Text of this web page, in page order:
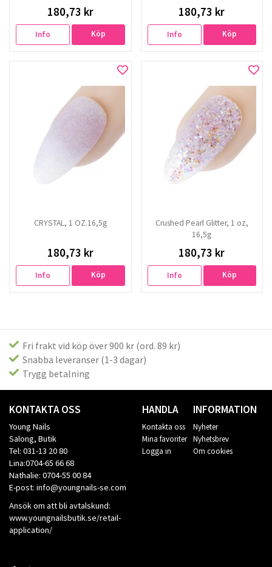
180,73 kr
Info Köp
180,73 kr
Info Köp
CRYSTAL, 1 OZ.16,5g
180,73 kr
Info Köp
Crushed Pearl Glitter, 1 oz,
16,5g
180,73 kr
Info Köp
Fri frakt vid köp över 900 kr (ord. 89 kr)
Snabba leveranser (1-3 dagar)
Trygg betalning
KONTAKTA OSS
Young Nails
Salong, Butik
Tel: 031-13 20 80
Lina:0704-65 66 68
Nathalie: 0704-55 00 84
E-post: info@youngnails-se.com
Ansök om att bli avtalskund:
www.youngnailsbutik.se/retail-
application/
HANDLA
Kontakta oss
Mina favoriter
Logga in
INFORMATION
Nyheter
Nyhetsbrev
Om cookies